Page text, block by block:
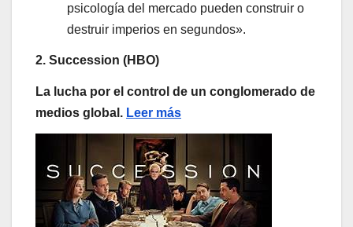
psicología del mercado pueden construir o
destruir imperios en segundos».
2. Succession (HBO)
La lucha por el control de un conglomerado de
medios global. Leer más